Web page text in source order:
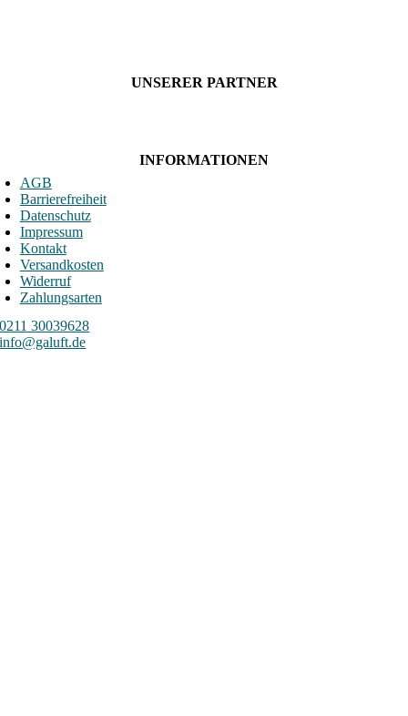
UNSERER PARTNER
INFORMATIONEN
AGB
Barrierefreiheit
Datenschutz
Impressum
Kontakt
Versandkosten
Widerruf
Zahlungsarten
0211 30039628
info@galuft.de